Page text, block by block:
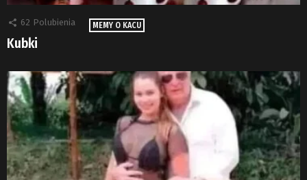
62 Polubienia MEMY O KACU
Kubki